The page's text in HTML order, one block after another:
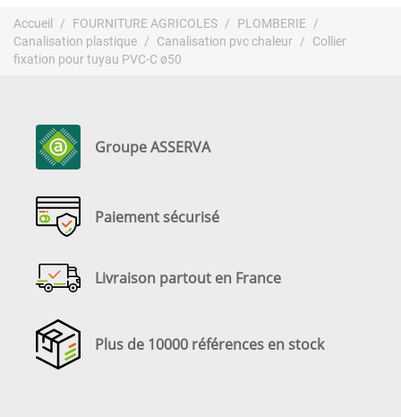
Accueil FOURNITURE AGRICOLES
PLOMBERIE
Canalisation plastique
Canalisation pvc chaleur
Collier
fixation pour tuyau PVC-C ø50
Groupe ASSERVA
Paiement sécurisé
Livraison partout en France
Plus de 10000 références en stock